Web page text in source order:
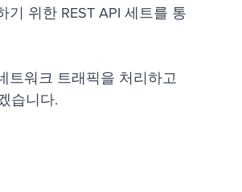
위한 REST API 세트를 통
트워크 트래픽을 처리하고
습니다.